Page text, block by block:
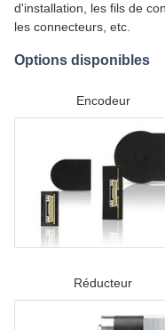
d'installation, les fils de
les connecteurs, etc.
Options disponibles
Encodeur
Réducteur